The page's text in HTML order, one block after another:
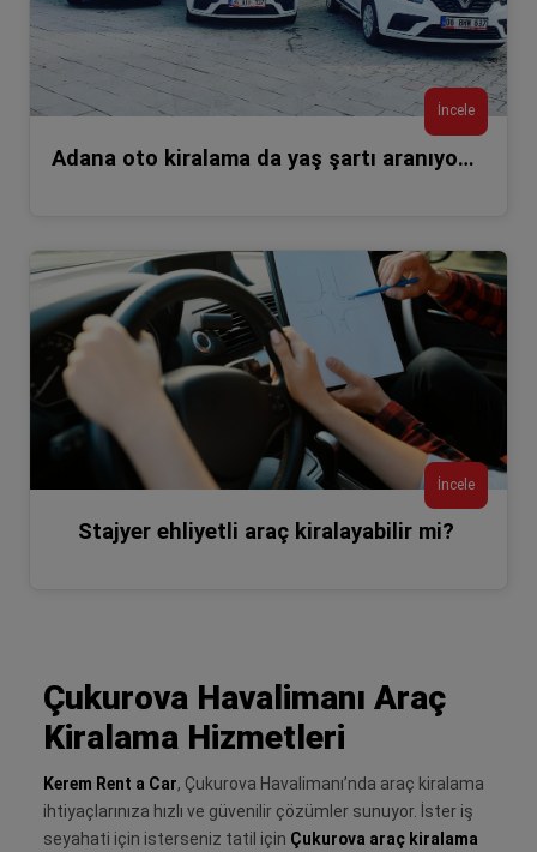
İncele
Adana oto kiralama da yaş şartı aranıyor mu?
İncele
Stajyer ehliyetli araç kiralayabilir mi?
Çukurova Havalimanı Araç
Kiralama Hizmetleri
Kerem Rent a Car, Çukurova Havalimanı’nda araç kiralama
ihtiyaçlarınıza hızlı ve güvenilir çözümler sunuyor. İster iş
seyahati için isterseniz tatil için Çukurova araç kiralama